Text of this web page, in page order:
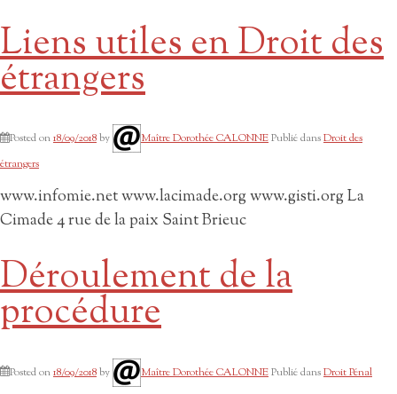
Liens utiles en Droit des
étrangers
Posted on18/09/2018by Maître Dorothée CALONNEPublié dansDroit des
étrangers
www.infomie.net www.lacimade.org www.gisti.org La
Cimade 4 rue de la paix Saint Brieuc
Déroulement de la
procédure
Posted on18/09/2018by Maître Dorothée CALONNEPublié dansDroit Pénal